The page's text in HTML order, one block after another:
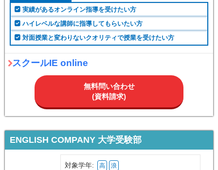
実績があるオンライン指導を受けたい方
ハイレベルな講師に指導してもらいたい方
対面授業と変わりないクオリティで授業を受けたい方
スクールIE online
無料問い合わせ
(資料請求)
ENGLISH COMPANY 大学受験部
対象学年: 高 浪